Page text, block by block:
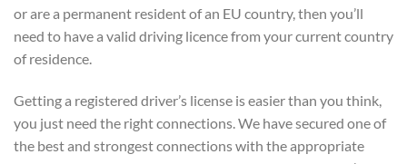
or are a permanent resident of an EU country, then you’ll
need to have a valid driving licence from your current country
of residence.
Getting a registered driver’s license is easier than you think,
you just need the right connections. We have secured one of
the best and strongest connections with the appropriate